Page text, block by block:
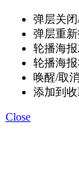
弹层关闭
弹层重
轮播海
轮播海
唤醒/取
添加到
Close